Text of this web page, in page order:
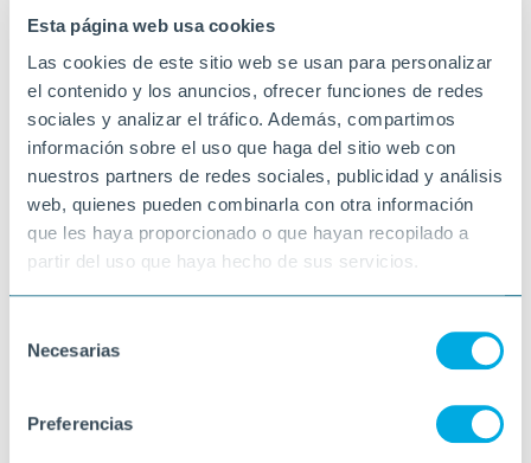
Esta página web usa cookies
Las cookies de este sitio web se usan para personalizar
el contenido y los anuncios, ofrecer funciones de redes
sociales y analizar el tráfico. Además, compartimos
información sobre el uso que haga del sitio web con
nuestros partners de redes sociales, publicidad y análisis
web, quienes pueden combinarla con otra información
que les haya proporcionado o que hayan recopilado a
partir del uso que haya hecho de sus servicios.
Necesarias
Preferencias